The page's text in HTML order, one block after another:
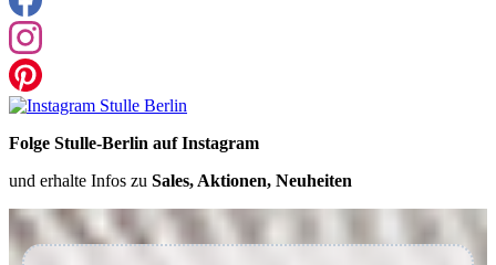
Folge Stulle-Berlin auf Instagram
und erhalte Infos zu Sales, Aktionen, Neuheiten